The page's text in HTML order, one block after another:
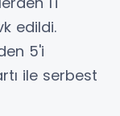
edildi.
5'i
ile serbest